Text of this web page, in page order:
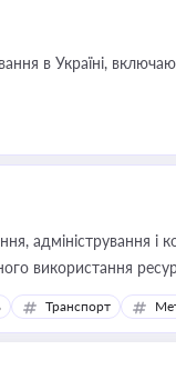
в Україні,
адміністрування і
використання
Транспорт